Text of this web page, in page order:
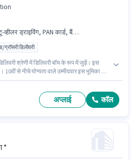
PAN कार्ड, बैंक अकाउंट, एरिया नॉलेज
डिलीवरी
श्रेणी में डिलिवरी बॉय के रूप में जुड़ें। इस
से नीचे योग्यता वाले उम्मीदवार इस भूमिका के
एरिया नॉलेज, टू-व्हीलर ड्राइविंग होना अनिवार्य
अप्लाई कॉल
*